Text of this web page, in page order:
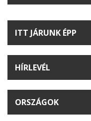
ITT JÁRUNK ÉPP
HÍRLEVÉL
ORSZÁGOK